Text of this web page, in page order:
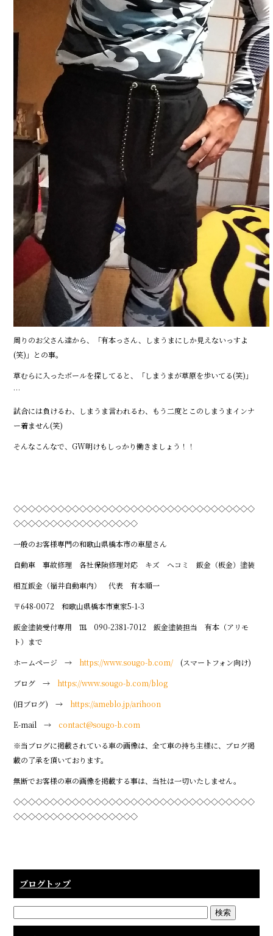
周りのお父さん達から、「有本っさん、しまうまにしか見えないっすよ
(笑)」との事。
草むらに入ったボールを探してると、「しまうまが草原を歩いてる(笑)」
…
試合には負けるわ、しまうま言われるわ、もう二度とこのしまうまインナ
ー着ません(笑)
そんなこんなで、GW明けもしっかり働きましょう！！
◇◇◇◇◇◇◇◇◇◇◇◇◇◇◇◇◇◇◇◇◇◇◇◇◇◇◇◇◇◇◇◇◇
◇◇◇◇◇◇◇◇◇◇◇◇◇◇◇◇◇
一般のお客様専門の和歌山県橋本市の車屋さん
自動車 事故修理 各社保険修理対応 キズ ヘコミ 鈑金（板金）塗装
相互鈑金（福井自動車内） 代表 有本順一
〒648-0072 和歌山県橋本市東家5-1-3
鈑金塗装受付専用 ℡ 090-2381-7012 鈑金塗装担当 有本（アリモ
ト）まで
ホームページ → https://www.sougo-b.com/ (スマートフォン向け)
ブログ → https://www.sougo-b.com/blog
(旧ブログ) → https://ameblo.jp/arihoon
E-mail →contact@sougo-b.com
※当ブログに掲載されている車の画像は、全て車の持ち主様に、ブログ掲
載の了承を頂いております。
無断でお客様の車の画像を掲載する事は、当社は一切いたしません。
◇◇◇◇◇◇◇◇◇◇◇◇◇◇◇◇◇◇◇◇◇◇◇◇◇◇◇◇◇◇◇◇◇
◇◇◇◇◇◇◇◇◇◇◇◇◇◇◇◇◇
ブログトップ